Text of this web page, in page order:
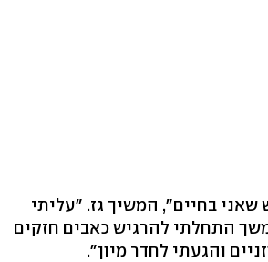
שאני בחיים", המשיך גז. "עליתי
התחלתי להרגיש כאבים חזקים
והגעתי לחדר מיון".